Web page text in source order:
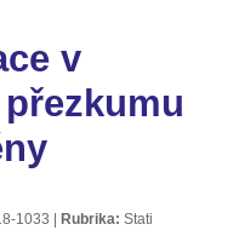
v
1033 Rubrika: Stati